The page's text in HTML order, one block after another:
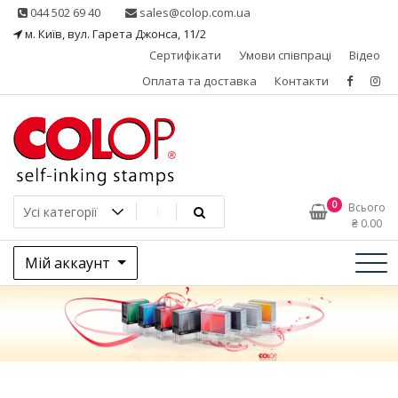
Skip 044 502 69 40
sales@colop.com.ua
м. Київ, вул. Гарета Джонса, 11/2
Сертифікати
Умови співпраці
Відео
Оплата та доставка
Контакти
КОЛОП – ексклюзивний
представник в Україні
одного з провідних
виробників штемпельної
продукції, австрійської
0
Всього
₴ 0.00
Мій аккаунт